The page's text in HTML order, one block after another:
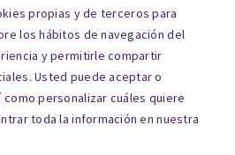
propias y de terceros para
los hábitos de navegación del
y permitirle compartir
Usted puede aceptar o
personalizar cuáles quiere
toda la información en nuestra
de los activos
es un paso